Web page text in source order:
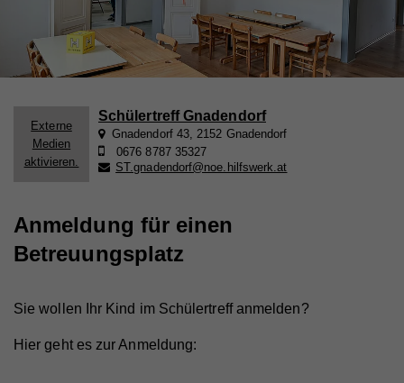
Externe
Medien
aktivieren.
Schülertreff Gnadendorf
Gnadendorf 43, 2152 Gnadendorf
0676 8787 35327
ST.gnadendorf@noe.hilfswerk.at
Anmeldung für einen
Betreuungsplatz
Sie wollen Ihr Kind im Schülertreff anmelden?
Hier geht es zur Anmeldung: